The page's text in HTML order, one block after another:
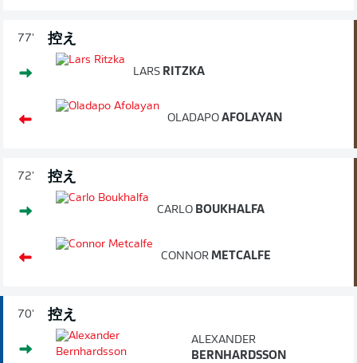
77' 控え
LARS RITZKA
OLADAPO AFOLAYAN
72' 控え
CARLO BOUKHALFA
CONNOR METCALFE
70' 控え
ALEXANDER
BERNHARDSSON